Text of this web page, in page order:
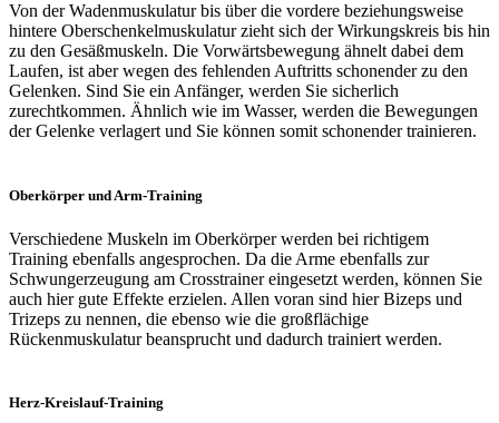
Von der Wadenmuskulatur bis über die vordere beziehungsweise
hintere Oberschenkelmuskulatur zieht sich der Wirkungskreis bis hin
zu den Gesäßmuskeln. Die Vorwärtsbewegung ähnelt dabei dem
Laufen, ist aber wegen des fehlenden Auftritts schonender zu den
Gelenken. Sind Sie ein Anfänger, werden Sie sicherlich
zurechtkommen. Ähnlich wie im Wasser, werden die Bewegungen
der Gelenke verlagert und Sie können somit schonender trainieren.
Oberkörper und Arm-Training
Verschiedene Muskeln im Oberkörper werden bei richtigem
Training ebenfalls angesprochen. Da die Arme ebenfalls zur
Schwungerzeugung am Crosstrainer eingesetzt werden, können Sie
auch hier gute Effekte erzielen. Allen voran sind hier Bizeps und
Trizeps zu nennen, die ebenso wie die großflächige
Rückenmuskulatur beansprucht und dadurch trainiert werden.
Herz-Kreislauf-Training